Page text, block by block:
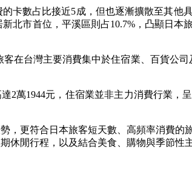
數占比接近5成，但也逐漸擴散至其他
北市首位，平溪區則占10.7%，凸顯日本
在台灣主要消費集中於住宿業、百貨公
萬1944元，住宿業並非主力消費行業，
更符合日本旅客短天數、高頻率消費的
閒行程，以及結合美食、購物與季節性